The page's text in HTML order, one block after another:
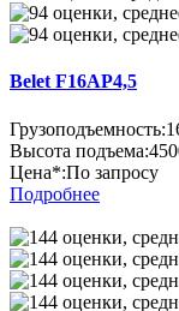
Belet F16AP4,5
Грузоподъемность:
Высота подъема:
Цена*:По запросу
Подробнее